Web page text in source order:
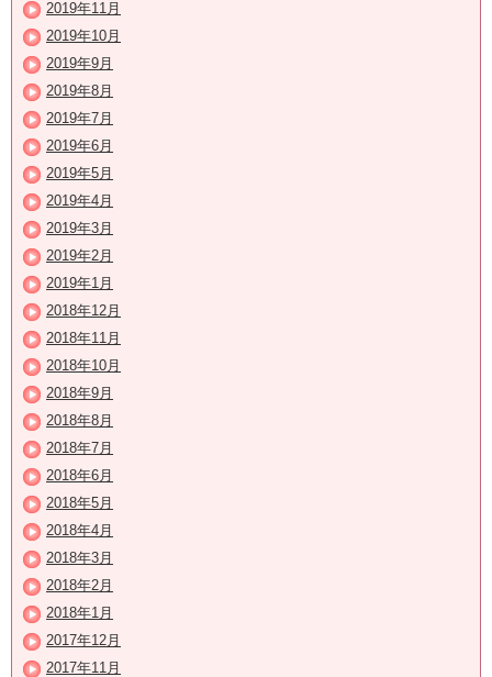
2019年11月
2019年10月
2019年9月
2019年8月
2019年7月
2019年6月
2019年5月
2019年4月
2019年3月
2019年2月
2019年1月
2018年12月
2018年11月
2018年10月
2018年9月
2018年8月
2018年7月
2018年6月
2018年5月
2018年4月
2018年3月
2018年2月
2018年1月
2017年12月
2017年11月